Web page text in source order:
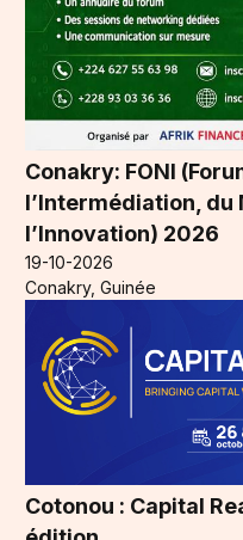
Conakry: FONI
l’Intermédiation, du
l’Innovation) 2026
19-10-2026
Conakry, Guinée
Cotonou : Capital